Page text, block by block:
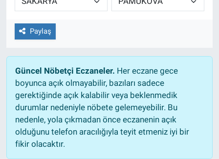
Paylaş
Güncel Nöbetçi Eczaneler. Her eczane gece
boyunca açık olmayabilir, bazıları sadece
gerektiğinde açık kalabilir veya beklenmedik
durumlar nedeniyle nöbete gelemeyebilir. Bu
nedenle, yola çıkmadan önce eczanenin açık
olduğunu telefon aracılığıyla teyit etmeniz iyi bir
fikir olacaktır.